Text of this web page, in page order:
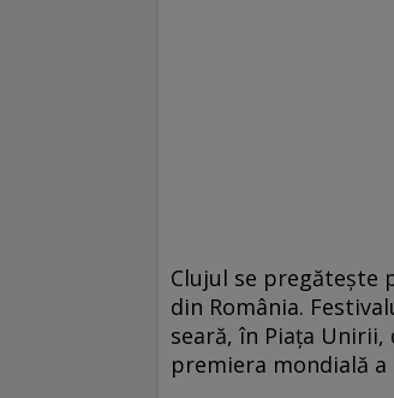
Clujul se pregătește
din România.
seară, în Piața Unirii,
premiera mondială